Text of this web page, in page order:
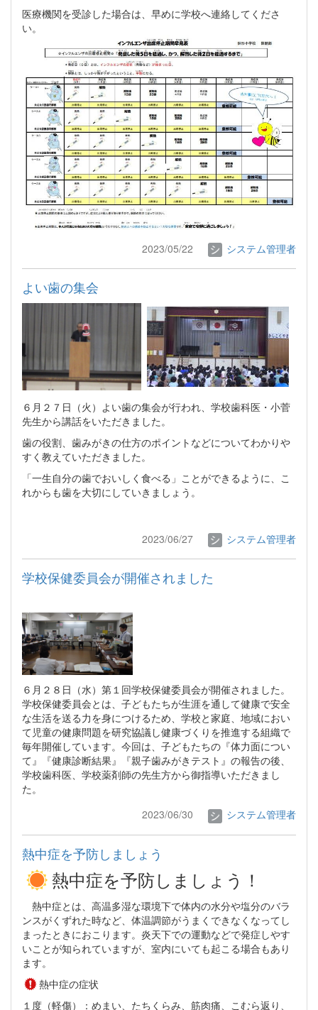
医療機関を受診した場合は、早めに学校へ連絡してくださ
い。
2023/05/22 システム管理者
よい歯の集会
６月２７日（火）よい歯の集会が行われ、学校歯科医・小菅
先生から講話をいただきました。
歯の役割、歯みがきの仕方のポイントなどについてわかりや
すく教えていただきました。
「一生自分の歯でおいしく食べる」ことができるように、こ
れからも歯を大切にしていきましょう。
2023/06/27 システム管理者
学校保健委員会が開催されました
６月２８日（水）第１回学校保健委員会が開催されました。
学校保健委員会とは、子どもたちが生涯を通して健康で安全
な生活を送る力を身につけるため、学校と家庭、地域におい
て児童の健康問題を研究協議し健康づくりを推進する組織で
毎年開催しています。今回は、子どもたちの『体力面につい
て』『健康診断結果』『親子歯みがきテスト』の報告の後、
学校歯科医、学校薬剤師の先生方から御指導いただきまし
た。
2023/06/30
システム管理者
熱中症を予防しましょう
熱中症を予防しましょう！
熱中症とは、高温多湿な環境下で体内の水分や塩分のバラ
ンスがくずれた時など、体温調節がうまくできなくなってし
まったときにおこります。炎天下での運動などで発症しやす
いことが知られていますが、室内にいても起こる場合もあり
ます。
熱中症の症状
１度（軽傷）：めまい、たちくらみ、筋肉痛、こむら返り、